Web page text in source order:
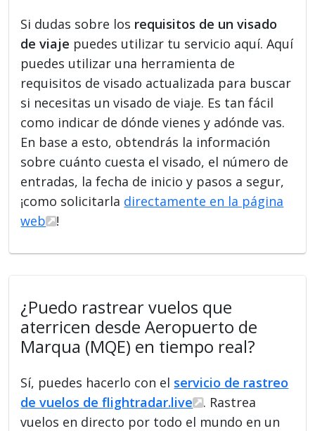
Si dudas sobre los requisitos de un visado
de viaje puedes utilizar tu servicio aquí. Aquí
puedes utilizar una herramienta de
requisitos de visado actualizada para buscar
si necesitas un visado de viaje. Es tan fácil
como indicar de dónde vienes y adónde vas.
En base a esto, obtendrás la información
sobre cuánto cuesta el visado, el número de
entradas, la fecha de inicio y pasos a segur,
¡como solicitarla directamente en la página
web
!
¿Puedo rastrear vuelos que
aterricen desde Aeropuerto de
Marqua (MQE) en tiempo real?
Sí, puedes hacerlo con el servicio de rastreo
de vuelos de flightradar.live
. Rastrea
vuelos en directo por todo el mundo en un